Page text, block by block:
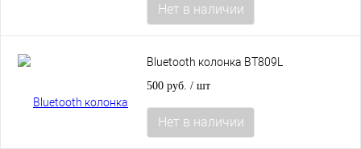
Нет в наличии
Bluetooth колонка BT809L
500 руб. / шт
Нет в наличии